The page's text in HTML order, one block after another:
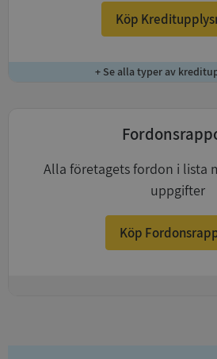
Köp
+ Se alla typer av
Alla företagets fordon i lista
uppgifter
Köp